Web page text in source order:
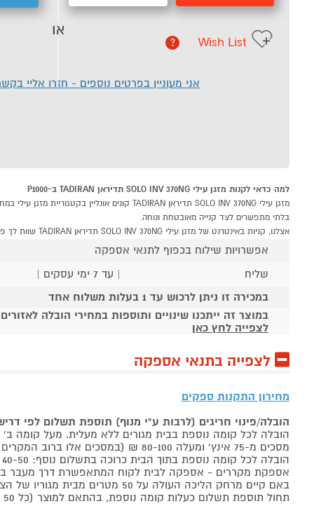
או
Wish List
?
אני מעוניין בפרטים נוספים - חזרו אליי
למה כדאי לקנות מזגן עילי SOLO INV 370NG תדיראן TADIRAN ב-P1000
בלתי מתפשרים לצד קנייה מאובטחת ונוחה.
אצלנו, קניות באינטרנט של מזגן עילי SOLO INV 370NG תדיראן TADIRAN שוות לך פי אלף!
אפשרויות שילוח בכפוף לתנאי אספקה
שליח
| עד 7 ימי עסקים |
במכירה זו ניתן לרכוש עד 1 בעלות משלוח אחד
במוצר זה ייתכנו שינויים ותוספות במחירי הובלה
לצפייה לחץ כאן
לצפייה בתנאי אספקה
מחירון התקנות ספקים
הובלה/פינוי חריגים (לרבות ע"י מנוף) תוספת תשלום לפי
הובלה לכל קומה נוספת בבית מגורים ללא מעלית. מעל קומה ב' 40-50 ₪ למוצר לבן, 60-80 ₪ למקרר/מקפיא, מסכים עד 65 אינץ' בין 50-80 ₪
מסכים מ-75 אינץ' ומעלה 80-100 ₪ (במסכים אלו ברוב המקרים יידרש מנוף ותחול הוראת הובלה חריגה שלעיל. אם לא יידרש מנוף תחול תוספת הקומות כבר מהקומה הראשונה)
הובלה לכל קומה נוספת בתוך הבית כרוכה בתשלום נוסף: 40-50 ₪ למוצר לבן, 60-80 ₪ למקרר/מקפיא, מסכים עד 65 אינץ' בין 50-80 ₪, מסכים מ-75 אינץ' ומעלה 80-100 ₪.
אספקת מקררים - אספקה לבית לקוח המתאפשרת דרך מעבר בכניסה
באם קיים מרחק הליכה העולה על 50 מטרים מבית מגוריו של הצרכן בשל חניה מרוחקת או חוסר גישה לביתו,
תחול תוספת תשלום כעלות קומה נוספת, בהתאם למוצר (כל 50 מטרים יחשבו כקומה נוספת).